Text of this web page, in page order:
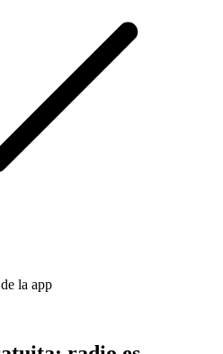
la app